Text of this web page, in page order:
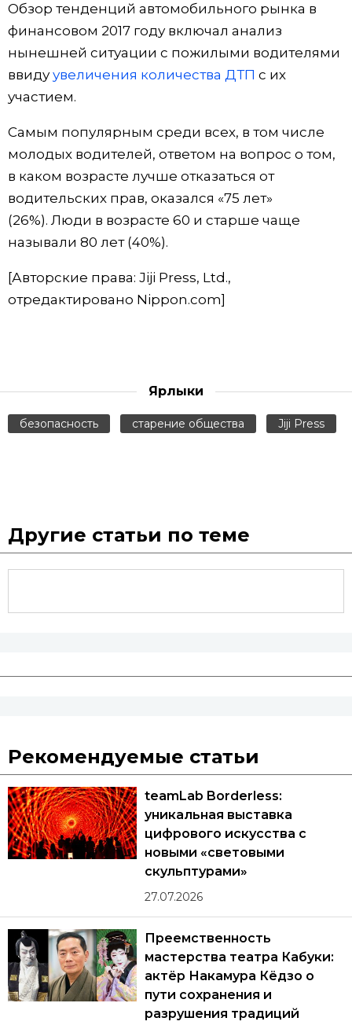
Технологии
Токио
От редакции
Обзор тенденций автомобильного рынка в
финансовом 2017 году включал анализ
нынешней ситуации с пожилыми водителями
ввидуувеличения количества ДТП с их
участием.
Самым популярным среди всех, в том числе
молодых водителей, ответом на вопрос о том,
в каком возрасте лучше отказаться от
водительских прав, оказался «75 лет»
(26%). Люди в возрасте 60 и старше чаще
называли 80 лет (40%).
[Авторские права: Jiji Press, Ltd.,
отредактировано Nippon.com]
Ярлыки
безопасность старение общества Jiji Press
Другие статьи по теме
Рекомендуемые статьи
teamLab Borderless:
уникальная выставка
цифрового искусства с
новыми «световыми
скульптурами»
27.07.2026
Преемственность
мастерства театра Кабуки:
актёр Накамура Кёдзо о
пути сохранения и
разрушения традиций